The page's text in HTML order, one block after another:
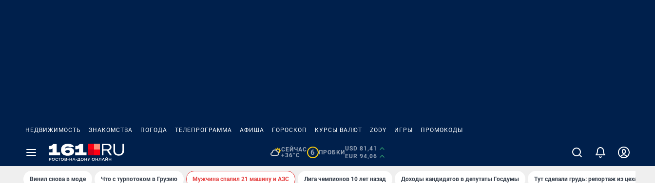
НЕДВИЖИМОСТЬ ЗНАКОМСТВА ПОГОДА ТЕЛЕПРОГРАММА АФИША ГОРОСКОП КУРСЫ ВАЛЮТ ZODY ИГРЫ ПРОМОКОДЫ
СЕЙЧАС
+36°C
6 ПРОБКИ
USD 81,41
EUR 94,06
Винил снова в моде Что с турпотоком в Грузию Мужчина спалил 21 машину и АЗС Лига чемпионов 10 лет назад Доходы кандидатов в депутаты Госдумы Тут сделали грудь: репортаж из цеха